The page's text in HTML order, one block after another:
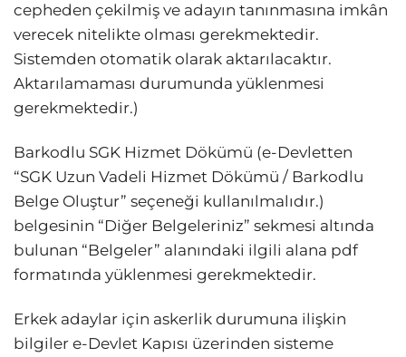
cepheden çekilmiş ve adayın tanınmasına imkân
verecek nitelikte olması gerekmektedir.
Sistemden otomatik olarak aktarılacaktır.
Aktarılamaması durumunda yüklenmesi
gerekmektedir.)
Barkodlu SGK Hizmet Dökümü (e-Devletten
“SGK Uzun Vadeli Hizmet Dökümü / Barkodlu
Belge Oluştur” seçeneği kullanılmalıdır.)
belgesinin “Diğer Belgeleriniz” sekmesi altında
bulunan “Belgeler” alanındaki ilgili alana pdf
formatında yüklenmesi gerekmektedir.
Erkek adaylar için askerlik durumuna ilişkin
bilgiler e-Devlet Kapısı üzerinden sisteme